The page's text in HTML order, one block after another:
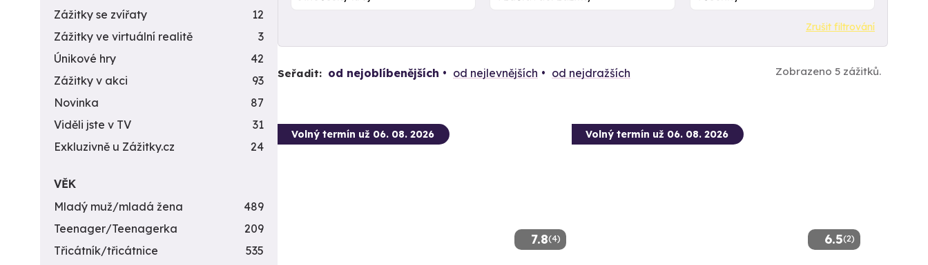
Zrušit filtrování
Seřadit: od nejoblíbenějších od nejlevnějších od nejdražších Zobrazeno 5 zážitků.
7.8(4)
Volný termín už 06. 08. 2026
6.5(2)
Volný termín už 06. 08. 2026
Zážitky se zvířaty
12
Zážitky ve virtuální realitě
3
Únikové hry
42
Zážitky v akci
93
Novinka
87
Viděli jste v TV
31
Exkluzivně u Zážitky.cz
24
VĚK
Mladý muž/mladá žena
489
Teenager/Teenagerka
209
Třicátník/třicátnice
535